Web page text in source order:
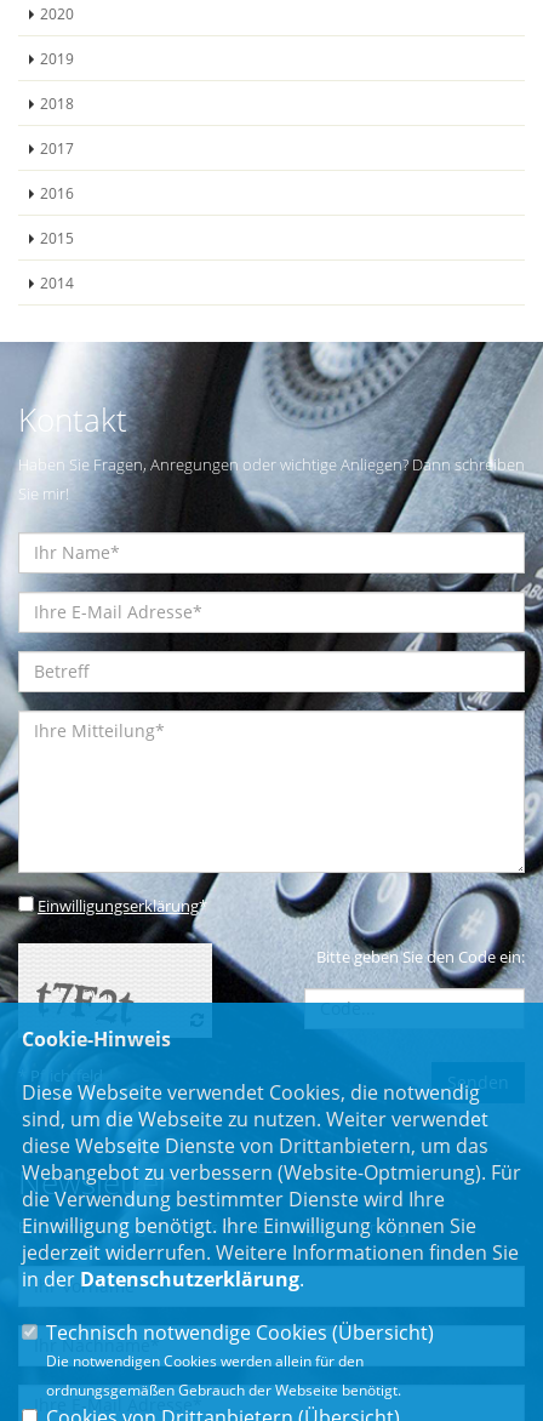
2020
2019
2018
2017
2016
2015
2014
Kontakt
Haben Sie Fragen, Anregungen oder wichtige Anliegen? Dann schreiben
Sie mir!
Einwilligungserklärung*
Bitte geben Sie den Code ein:
* Pflichtfeld
Newsletter
Erhalten Sie Neuigkeiten aus dem Landtag und der Region.
Cookie-Hinweis
Diese Webseite verwendet Cookies, die notwendig
sind, um die Webseite zu nutzen. Weiter verwendet
diese Webseite Dienste von Drittanbietern, um das
Webangebot zu verbessern (Website-Optmierung). Für
die Verwendung bestimmter Dienste wird Ihre
Einwilligung benötigt. Ihre Einwilligung können Sie
jederzeit widerrufen. Weitere Informationen finden Sie
in der Datenschutzerklärung.
Technisch notwendige Cookies (Übersicht)
Die notwendigen Cookies werden allein für den
ordnungsgemäßen Gebrauch der Webseite benötigt.